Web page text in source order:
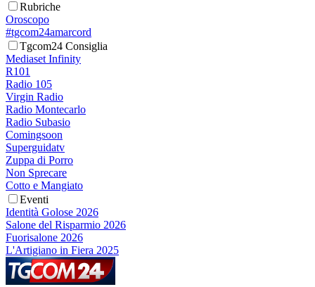
Rubriche
Oroscopo
#tgcom24amarcord
Tgcom24 Consiglia
Mediaset Infinity
R101
Radio 105
Virgin Radio
Radio Montecarlo
Radio Subasio
Comingsoon
Superguidatv
Zuppa di Porro
Non Sprecare
Cotto e Mangiato
Eventi
Identità Golose 2026
Salone del Risparmio 2026
Fuorisalone 2026
L'Artigiano in Fiera 2025